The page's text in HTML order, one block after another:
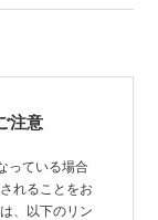
注意
っている場合
れることをお
、以下のリン